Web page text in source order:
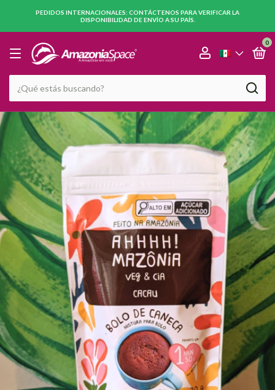
PEDIDOS INTERNACIONALES: CONTÁCTENOS PARA VERIFICAR LA
DISPONIBILIDAD DE ENVÍO A SU PAÍS.
0